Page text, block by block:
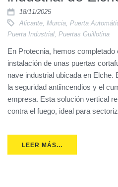
18/11/2025
Alicante Murcia Puerta
Puerta Industrial, Puertas Guillotina
En Protecnia, hemos completado
instalación de unas puertas
nave industrial ubicada en Elche.
la seguridad antiincendios y el
empresa. Esta solución vertical
contra el fuego, ideal para
LEER MÁS...